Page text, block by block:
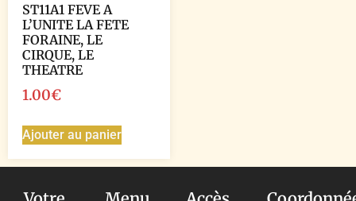
ST11A1 FEVE A
L’UNITE LA FETE
FORAINE, LE
CIRQUE, LE
THEATRE
1.00€
Ajouter au panier